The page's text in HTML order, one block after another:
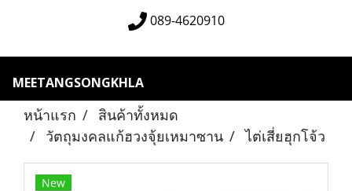
089-4620910
MEETANGSONGKHLA
หน้าแรก
สินค้าทั้งหมด
วัตถุมงคลแก้ฮวงจุ้ยเหมาซาน
ไต่เสี่ยฮุกโจ้ว
New